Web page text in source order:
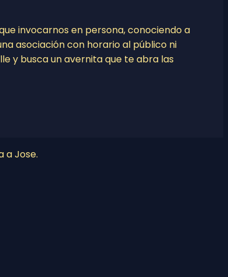
invocarnos en persona, conociendo a
asociación con horario al público ni
y busca un avernita que te abra las
a Jose.